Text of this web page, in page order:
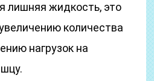
лишняя жидкость, это
количества
нагрузок на